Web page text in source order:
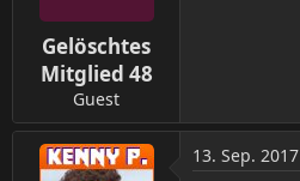
Gelöschtes
Mitglied 48
Guest
13. Sep. 2017